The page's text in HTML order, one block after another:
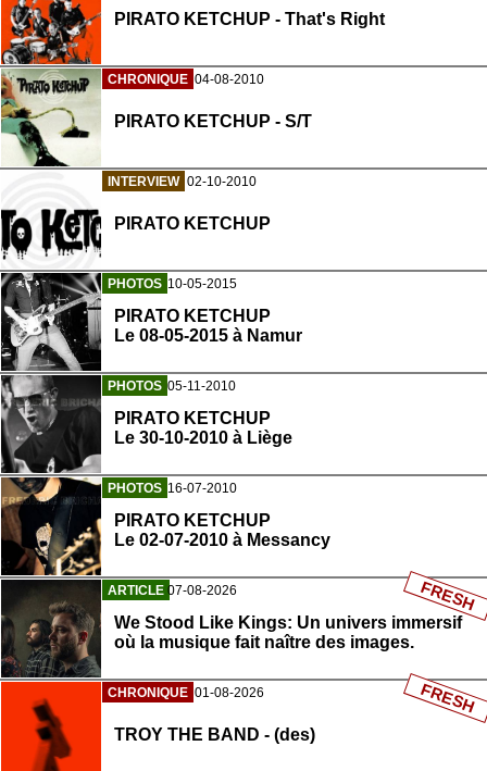
PIRATO KETCHUP - That's Right
CHRONIQUE 04-08-2010
PIRATO KETCHUP - S/T
INTERVIEW 02-10-2010
PIRATO KETCHUP
PHOTOS 10-05-2015
PIRATO KETCHUP
Le 08-05-2015 à Namur
PHOTOS 05-11-2010
PIRATO KETCHUP
Le 30-10-2010 à Liège
PHOTOS 16-07-2010
PIRATO KETCHUP
Le 02-07-2010 à Messancy
ARTICLE 07-08-2026
We Stood Like Kings: Un univers immersif
où la musique fait naître des images.
FRESH
CHRONIQUE 01-08-2026
TROY THE BAND - (des)
FRESH